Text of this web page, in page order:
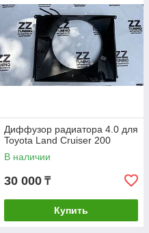
Диффузор радиатора 4.0 для
Toyota Land Cruiser 200
В наличии
30 000 ₸
Купить